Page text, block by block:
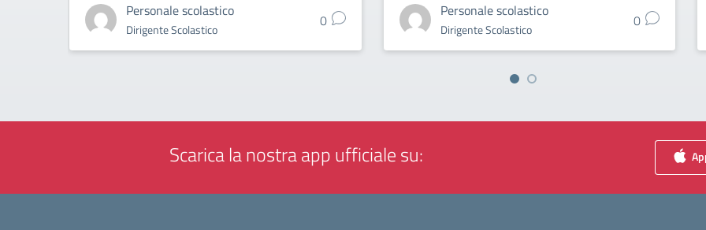
Personale scolastico
Dirigente Scolastico 0
Personale scolastico
Dirigente Scolastico 0
Scarica la nostra app ufficiale su: